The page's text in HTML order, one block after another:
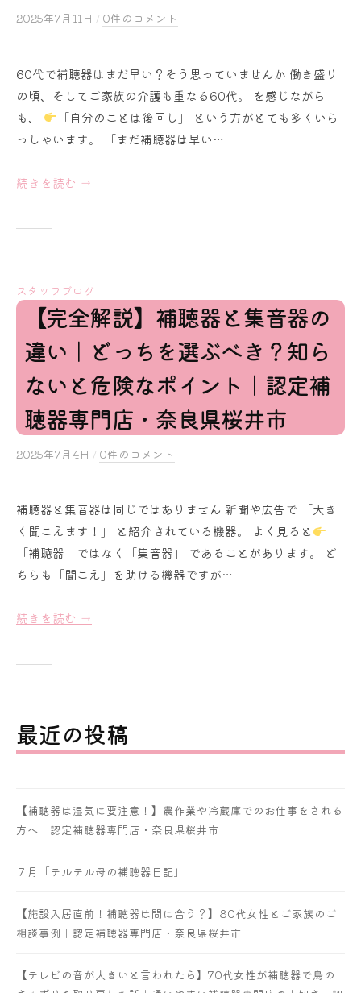
2025年7月11日 b
a
k
u
/ 0件のコメント
60代で補聴器はまだ早い？そう思っていませんか 働き盛り
の頃、そしてご家族の介護も重なる60代。 を感じながら
も、
「自分のことは後回し」 という方がとても多くいら
っしゃいます。 「まだ補聴器は早い…
続きを読む →
スタッフブログ
【完全解説】補聴器と集音器の
違い｜どっちを選ぶべき？知ら
ないと危険なポイント｜認定補
聴器専門店・奈良県桜井市
2025年7月4日 b
a
k
u
r
/ 0件のコメント
補聴器と集音器は同じではありません 新聞や広告で 「大き
く聞こえます！」 と紹介されている機器。 よく見ると
「補聴器」ではなく「集音器」 であることがあります。 ど
ちらも「聞こえ」を助ける機器ですが…
続きを読む →
最近の投稿
【補聴器は湿気に要注意！】農作業や冷蔵庫でのお仕事をされる
方へ｜認定補聴器専門店・奈良県桜井市
７月「テルテル母の補聴器日記」
【施設入居直前！補聴器は間に合う？】80代女性とご家族のご
相談事例｜認定補聴器専門店・奈良県桜井市
【テレビの音が大きいと言われたら】70代女性が補聴器で鳥の